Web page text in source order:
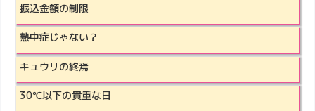
振込金額の制限
熱中症じゃない？
キュウリの終焉
30℃以下の貴重な日